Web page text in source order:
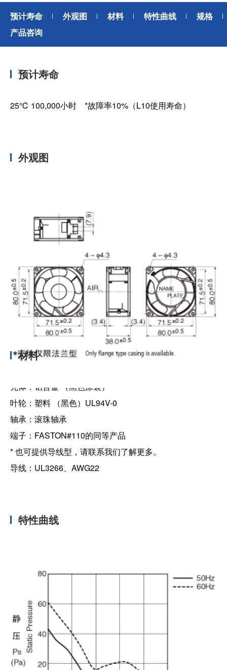
预计寿命 外观图 材料 特性曲线
规格
产品咨询
预计寿命
25℃ 100,000小时 *故障率10%（L10使用寿命）
外观图
材料
壳体：铝合金 （黑色涂装）
叶轮：塑料 （黑色）UL94V-0
轴承：滚珠轴承
端子：FASTON#110的同等产品
* 也可提供导线型，请联系我们了解更多。
导线：UL3266、AWG22
特性曲线